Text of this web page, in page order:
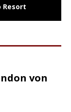
Resort
von